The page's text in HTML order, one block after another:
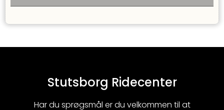
Stutsborg Ridecenter
Har du sprøgsmål er du velkommen til at